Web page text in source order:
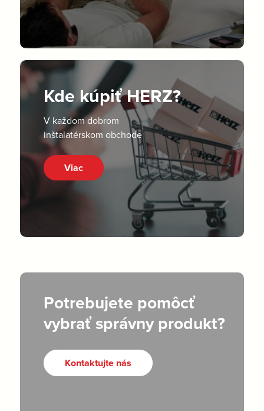
Kde kúpiť HERZ?
V každom dobrom
inštalatérskom obchode
Viac
Potrebujete pomôcť
vybrať správny produkt?
Kontaktujte nás